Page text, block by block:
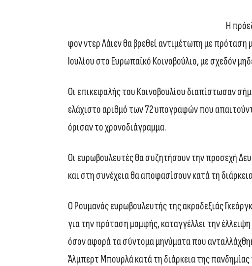
Η
φον ντερ Λάιεν θα βρεθεί αντιμέτωπη με
Ιουλίου στο Ευρωπαϊκό Κοινοβούλιο, με σχεδόν
Οι επικεφαλής του Κοινοβουλίου διαπίστωσαν
ελάχιστο αριθμό των 72 υπογραφών που
όρισαν το χρονοδιάγραμμα.
Οι ευρωβουλευτές θα συζητήσουν την προσεχή
και στη συνέχεια θα αποφασίσουν κατά τη
Ο Ρουμανός ευρωβουλευτής της ακροδεξιάς
για την πρόταση μομφής, καταγγέλλει την
όσον αφορά τα σύντομα μηνύματα που
Άλμπερτ Μπουρλά κατά τη διάρκεια της